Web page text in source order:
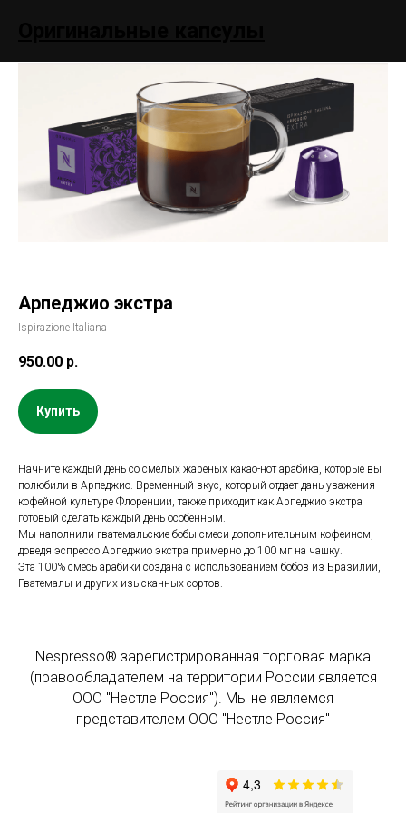
Арпеджио экстра
Ispirazione Italiana
950.00 р.
Купить
Начните каждый день со смелых жареных какао-нот арабика, которые вы
полюбили в Арпеджио. Временный вкус, который отдает дань уважения
кофейной культуре Флоренции, также приходит как Арпеджио экстра
готовый сделать каждый день особенным.
Мы наполнили гватемальские бобы смеси дополнительным кофеином,
доведя эспрессо Арпеджио экстра примерно до 100 мг на чашку.
Эта 100% смесь арабики создана с использованием бобов из Бразилии,
Гватемалы и других изысканных сортов.
Nespresso® зарегистрированная торговая марка
(правообладателем на территории России является
ООО "Нестле Россия"). Мы не являемся
представителем ООО "Нестле Россия"